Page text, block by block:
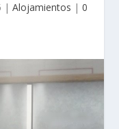
| Alojamientos | 0